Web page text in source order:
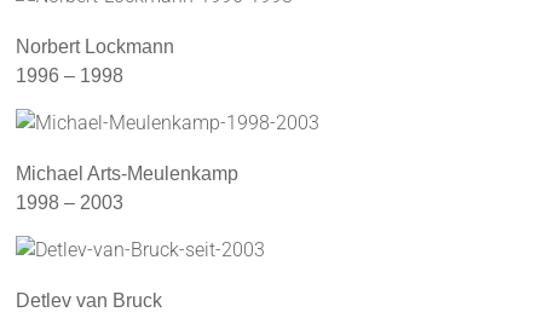
Norbert Lockmann
1996 – 1998
Michael Arts-Meulenkamp
1998 – 2003
Detlev van Bruck